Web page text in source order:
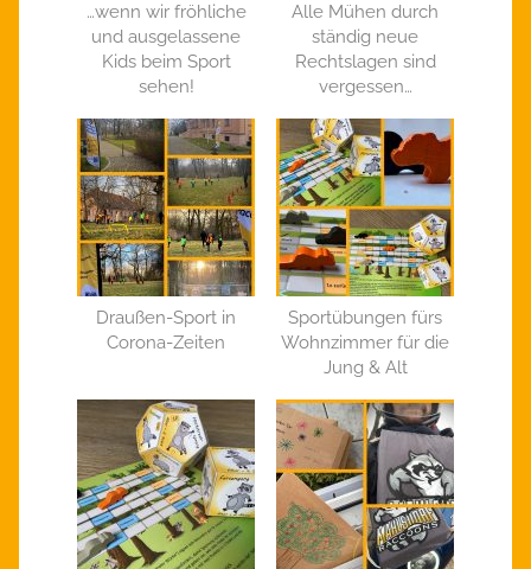
…wenn wir fröhliche
und ausgelassene
Kids beim Sport
sehen!
Alle Mühen durch
ständig neue
Rechtslagen sind
vergessen…
Draußen-Sport in
Corona-Zeiten
Sportübungen fürs
Wohnzimmer für die
Jung & Alt